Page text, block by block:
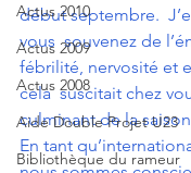
Actus 2010
Actus 2009
Actus 2008
Aide Double Projet U23
Bibliothèque du rameur
début septembre.
vous  souvenez de
fébrilité, nervosité et
cela  suscitait chez
culminant de la
En tant